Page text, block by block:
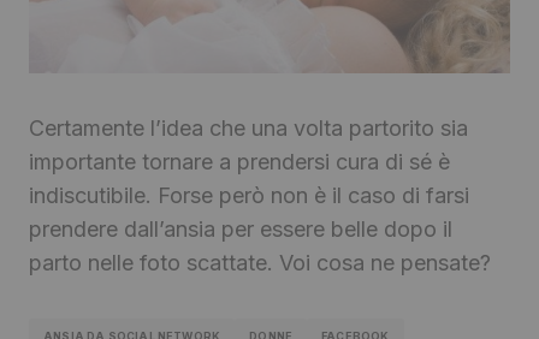
Certamente l’idea che una volta partorito sia
importante tornare a prendersi cura di sé è
indiscutibile. Forse però non è il caso di farsi
prendere dall’ansia per essere belle dopo il
parto nelle foto scattate. Voi cosa ne pensate?
ANSIA DA SOCIAL NETWORK DONNE FACEBOOK